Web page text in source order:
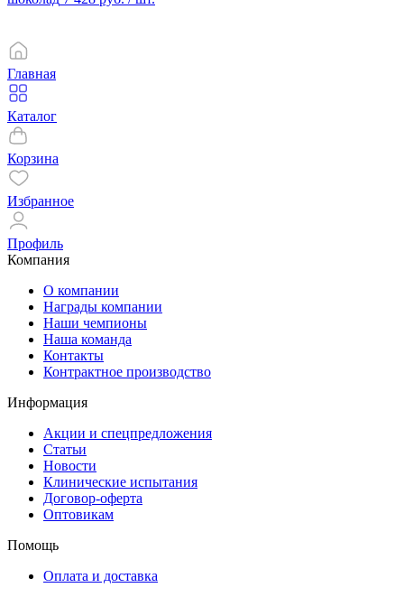
Главная
Каталог
Корзина
Избранное
Профиль
Компания
О компании
Награды компании
Наши чемпионы
Наша команда
Контакты
Контрактное производство
Информация
Акции и спецпредложения
Статьи
Новости
Клинические испытания
Договор-оферта
Оптовикам
Помощь
Оплата и доставка